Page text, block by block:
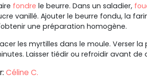
fondre le beurre. Dans un saladier,
vanillé. Ajouter le beurre fondu, la
une préparation homogène.
les myrtilles dans le moule. Verser
Laisser tiédir ou refroidir avant de
Céline C.